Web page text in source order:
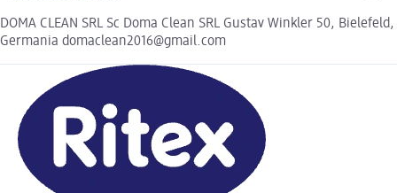
DOMA CLEAN SRL Sc Doma Clean SRL Gustav Winkler 50, Bielefeld,
Germania domaclean2016@gmail.com